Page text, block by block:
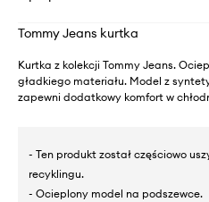
Tommy Jeans kurtka
Kurtka z kolekcji Tommy Jeans.
gładkiego materiału. Model z
zapewni dodatkowy komfort w
- Ten produkt został częściowo
recyklingu.
- Ocieplony model na podszewce.